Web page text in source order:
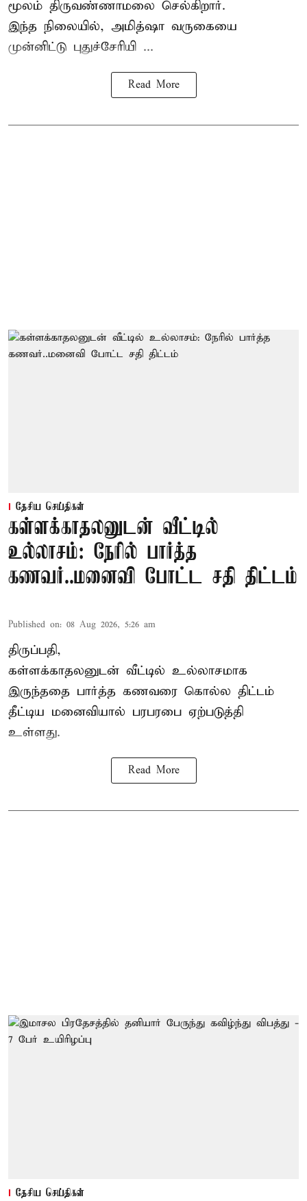
மூலம் திருவண்ணாமலை செல்கிறார்.
இந்த நிலையில், அமித்ஷா வருகையை
முன்னிட்டு புதுச்சேரியி ...
Read More
தேசிய செய்திகள்
கள்ளக்காதலனுடன் வீட்டில்
உல்லாசம்: நேரில் பார்த்த
கணவர்..மனைவி போட்ட சதி திட்டம்
Published on: 08 Aug 2026, 5:26 am
திருப்பதி,
கள்ளக்காதலனுடன் வீட்டில் உல்லாசமாக
இருந்ததை பார்த்த கணவரை கொல்ல திட்டம்
தீட்டிய மனைவியால் பரபரபை ஏற்படுத்தி
உள்ளது.
Read More
தேசிய செய்திகள்